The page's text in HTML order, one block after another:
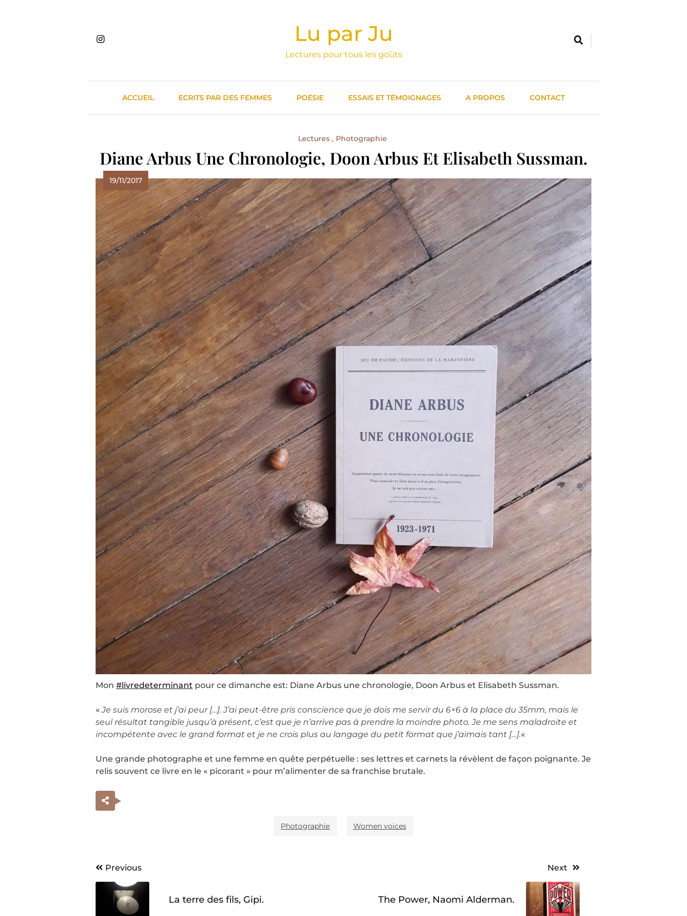
Lu par Ju
Lectures pour tous les goûts
ACCUEIL ECRITS PAR DES FEMMES POÉSIE ESSAIS ET TÉMOIGNAGES A PROPOS CONTACT
Lectures Photographie
Diane Arbus Une Chronologie, Doon Arbus Et Elisabeth Sussman.
19/11/2017
Mon #livredeterminant pour ce dimanche est: Diane Arbus une chronologie, Doon Arbus et Elisabeth Sussman.
«Je suis morose et j’ai peur […]. J’ai peut-être pris conscience que je dois me servir du 6×6 à la place du 35mm, mais le
seul résultat tangible jusqu’à présent, c’est que je n’arrive pas à prendre la moindre photo. Je me sens maladroite et
incompétente avec le grand format et je ne crois plus au langage du petit format que j’aimais tant […].«
Une grande photographe et une femme en quête perpétuelle : ses lettres et carnets la révèlent de façon poignante. Je
relis souvent ce livre en le « picorant » pour m’alimenter de sa franchise brutale.
Photographie Women voices
Navigation
l’article
Previous
La terre des fils, Gipi.
Next
The Power, Naomi Alderman.